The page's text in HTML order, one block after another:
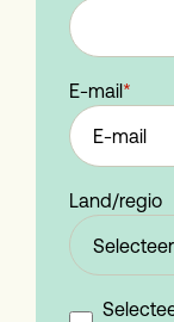
E-mail*
Land/regio